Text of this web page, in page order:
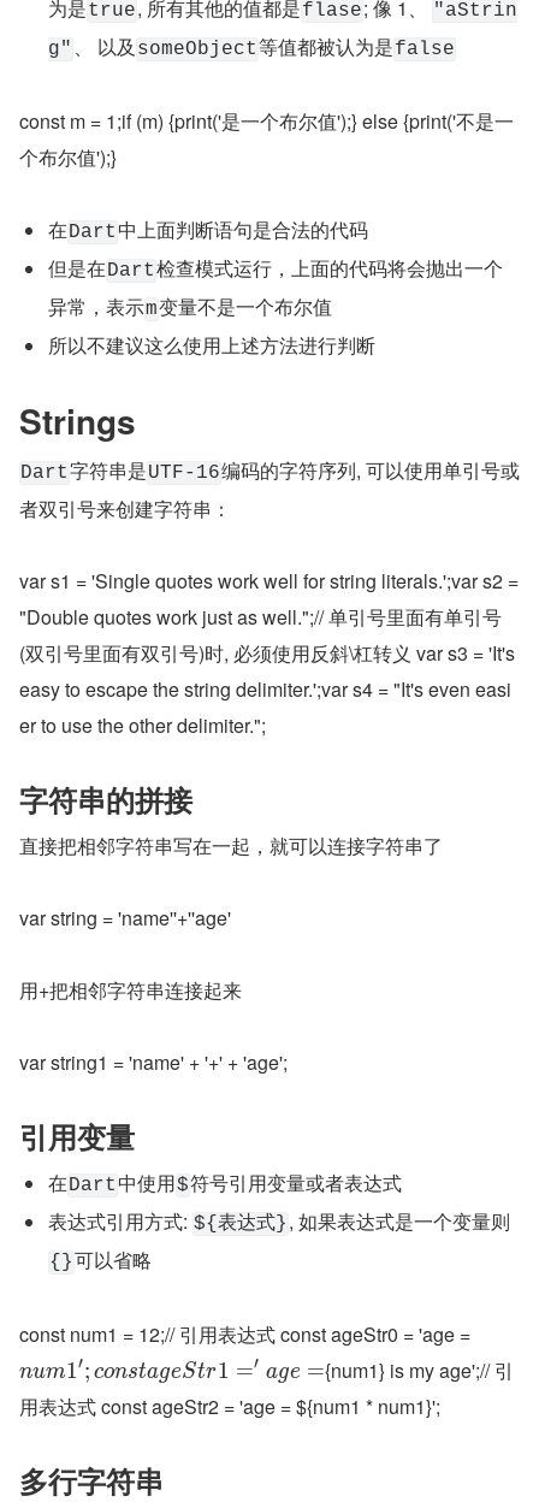
为是true, 所有其他的值都是flase; 像 1、
"aStrin
g" 、 以及 someObject等值都被认为是false
const m = 1;if (m) {print('是一个布尔值');} else {print('不是一
个布尔值');}
在Dart 中上面判断语句是合法的代码
但是在Dart检查模式运行，上面的代码将会抛出一个
异常，表示m变量不是一个布尔值
所以不建议这么使用上述方法进行判断
Strings
Dart字符串是UTF-16编码的字符序列, 可以使用单引号或
者双引号来创建字符串：
var s1 = 'Single quotes work well for string literals.';var s2 =
"Double quotes work just as well.";// 单引号里面有单引号
(双引号里面有双引号)时, 必须使用反斜\杠转义 var s3 = 'It's
easy to escape the string delimiter.';var s4 = "It's even easi
er to use the other delimiter.";
字符串的拼接
直接把相邻字符串写在一起，就可以连接字符串了
var string = 'name''+''age'
用+把相邻字符串连接起来
var string1 = 'name' + '+' + 'age';
引用变量
在Dart 中使用$符号引用变量或者表达式
表达式引用方式: ${表达式} , 如果表达式是一个变量则
{}可以省略
const num1 = 12;// 引用表达式 const ageStr0 = 'age =
num1′; constageStr1 =′ age ={num1} is my age';// 引
用表达式 const ageStr2 = 'age = ${num1 * num1}';
多行字符串